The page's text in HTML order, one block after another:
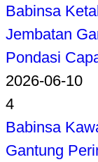
Babinsa
Jembatan
Pondasi
2026-06-10
4
Babinsa
Gantung